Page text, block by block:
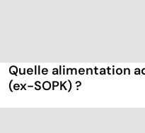
Quelle alimentation
(ex-SOPK) ?